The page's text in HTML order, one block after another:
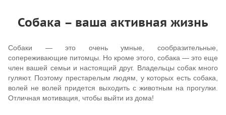
Собака – ваша активная жизнь
Собаки — это очень умные, сообразительные,
сопереживающие питомцы. Но кроме этого, собака — это еще
член вашей семьи и настоящий друг. Владельцы собак много
гуляют. Поэтому престарелым людям, у которых есть собака,
волей не волей придется выходить с животным на прогулки.
Отличная мотивация, чтобы выйти из дома!